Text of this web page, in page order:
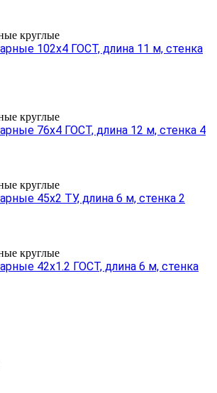
круглые
102х4 ГОСТ, длина 11 м, стенка
круглые
76х4 ГОСТ, длина 12 м, стенка 4
круглые
45х2 ТУ, длина 6 м, стенка 2
круглые
42х1.2 ГОСТ, длина 6 м, стенка